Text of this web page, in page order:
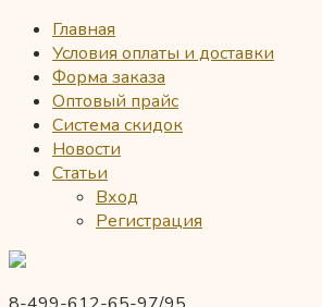
Главная
Условия оплаты и доставки
Форма заказа
Оптовый прайс
Система скидок
Новости
Статьи
Вход
Регистрация